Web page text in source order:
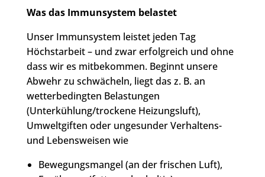
Was das Immunsystem belastet
Unser Immunsystem leistet jeden Tag
Höchstarbeit – und zwar erfolgreich und ohne
dass wir es mitbekommen. Beginnt unsere
Abwehr zu schwächeln, liegt das z. B. an
wetterbedingten Belastungen
(Unterkühlung/trockene Heizungsluft),
Umweltgiften oder ungesunder Verhaltens-
und Lebensweisen wie
Bewegungsmangel (an der frischen Luft),